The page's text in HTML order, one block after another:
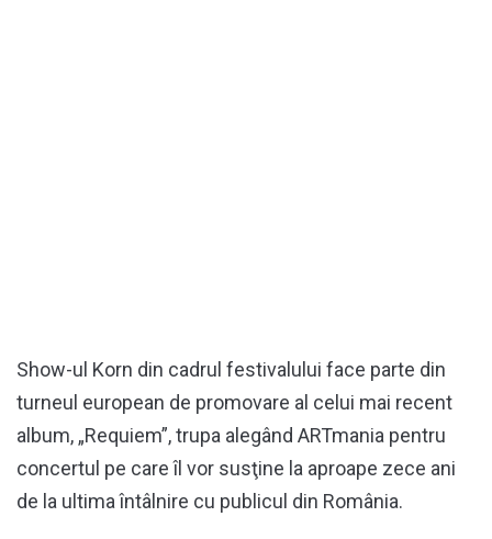
Show-ul Korn din cadrul festivalului face parte din
turneul european de promovare al celui mai recent
album, „Requiem”, trupa alegând ARTmania pentru
concertul pe care îl vor susţine la aproape zece ani
de la ultima întâlnire cu publicul din România.